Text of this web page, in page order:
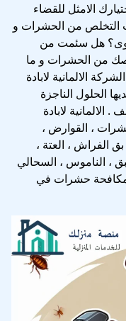
الامثل للقضاء
التخلص من الحشرات و
هل سئمت من
من الحشرات و ما
الالمانية لابادة
الحلول الناجزة
لابادة
، القوارض ،
الفراش ، العتة ،
، الناموس ، السحالي
حشرات في